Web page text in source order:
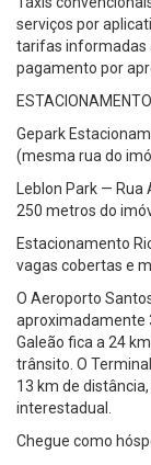
serviços por
tarifas informadas
pagamento por
Gepark
(mesma rua do
Leblon Park —
250 metros do
Estacionamento
vagas cobertas e
O Aeroporto
aproximadamente
Galeão fica a 24
trânsito. O
13 km de
interestadual.
Chegue como